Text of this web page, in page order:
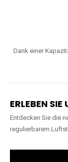
Dank einer
ERLEBEN
Entdecken Sie die
regulierbarem